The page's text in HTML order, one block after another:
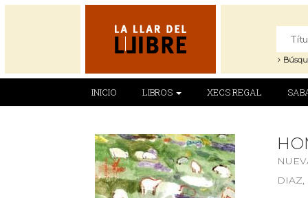
INICIO LIBROS XECS REGAL
DIAZ,